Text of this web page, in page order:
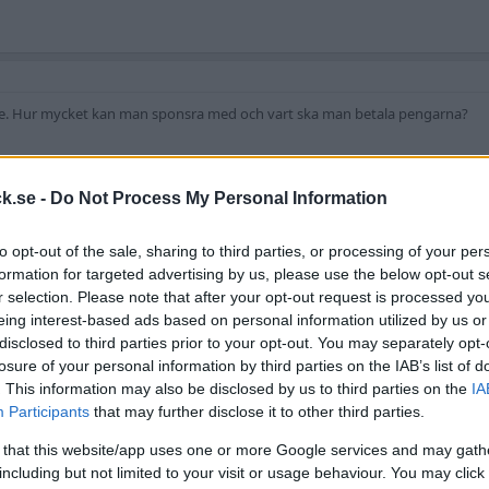
- Do Not Process My Personal Information
opt-out of the sale, sharing to third parties, or processing of your
for targeted advertising by us, please use the below opt-out
selection. Please note that after your opt-out request is processed
interest-based ads based on personal information utilized by us
to third parties prior to your opt-out. You may separately
of your personal information by third parties on the IAB’s list of
This information may also be disclosed by us to third parties on the
Participants that may further disclose it to other third parties.
that this website/app uses one or more Google services and may
but not limited to your visit or usage behaviour. You may
Hur mycket kan man sponsra med och vart ska man betala pengarna?
projekten har något. Det här är totalflopp. Den är ju faktiskt dyr också!